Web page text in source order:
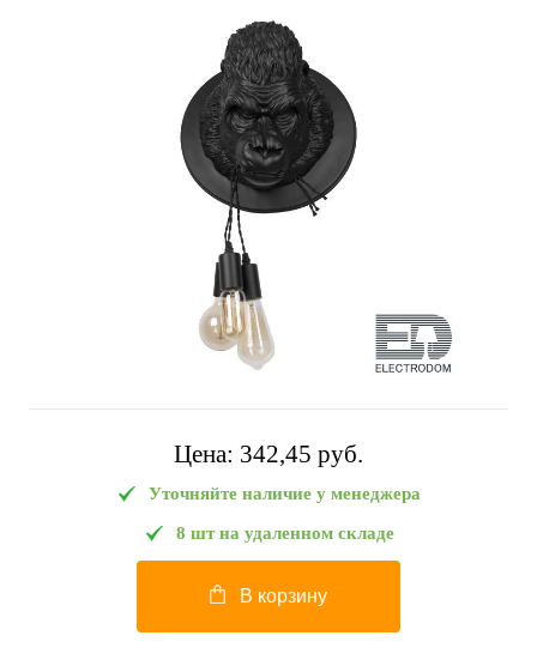
Цена: 342,45 pуб.
Уточняйте наличие у менеджера
8 шт на удаленном складе
В корзину